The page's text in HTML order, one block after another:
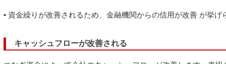
• 資金繰りが改善されるため、金融機関からの信用が改善 が挙げ
キャッシュフローが改善される